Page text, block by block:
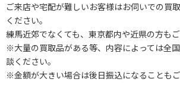
ご来店や宅配が難しいお客様はお伺いでの買
ください。
練馬近郊でなくても、東京都内や近県の方もご
※大量の買取品がある等、内容によっては全
談ください。
※金額が大きい場合は後日振込になることもご